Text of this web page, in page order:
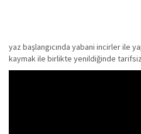
yaz başlangıcında yabani incirler ile
kaymak ile birlikte yenildiğinde